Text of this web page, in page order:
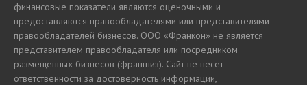
финансовые показатели являются оценочными и
предоставляются правообладателями или представителями
правообладателей бизнесов. ООО «Франкон» не является
представителем правообладателя или посредником
размещенных бизнесов (франшиз). Сайт не несет
ответственности за достоверность информации,